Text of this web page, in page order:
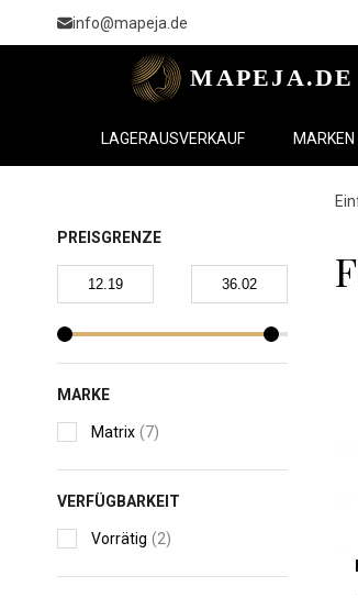
info@mapeja.de
LAGERAUSVERKAUF MARKEN
PREISGRENZE
MARKE
Matrix (7)
VERFÜGBARKEIT
Vorrätig (2)